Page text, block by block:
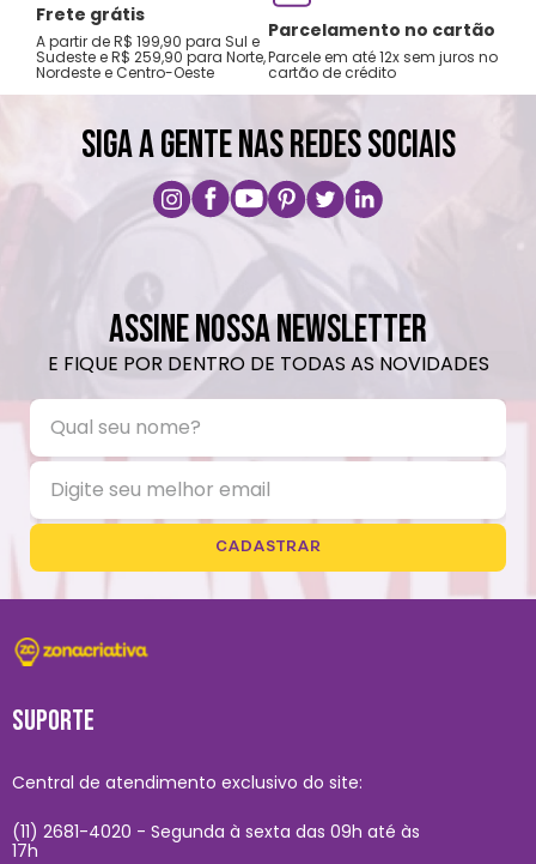
Frete grátis
A partir de R$ 199,90 para Sul e
Sudeste e R$ 259,90 para Norte,
Nordeste e Centro-Oeste
Parcelamento no cartão
Parcele em até 12x sem juros no
cartão de crédito
SIGA A GENTE NAS REDES SOCIAIS
ASSINE NOSSA NEWSLETTER
E FIQUE POR DENTRO DE TODAS AS NOVIDADES
CADASTRAR
SUPORTE
Central de atendimento exclusivo do site:
(11) 2681-4020 - Segunda à sexta das 09h até às
17h